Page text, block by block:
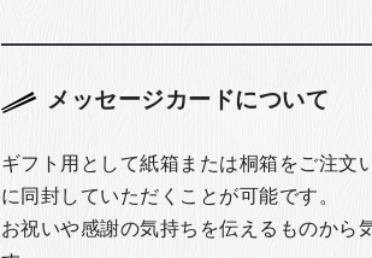
メッセージカードについて
ギフト用として紙箱または桐箱をご注文
に同封していただくことが可能です。
お祝いや感謝の気持ちを伝えるものから